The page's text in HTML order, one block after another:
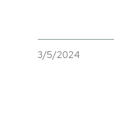
3/5/2024